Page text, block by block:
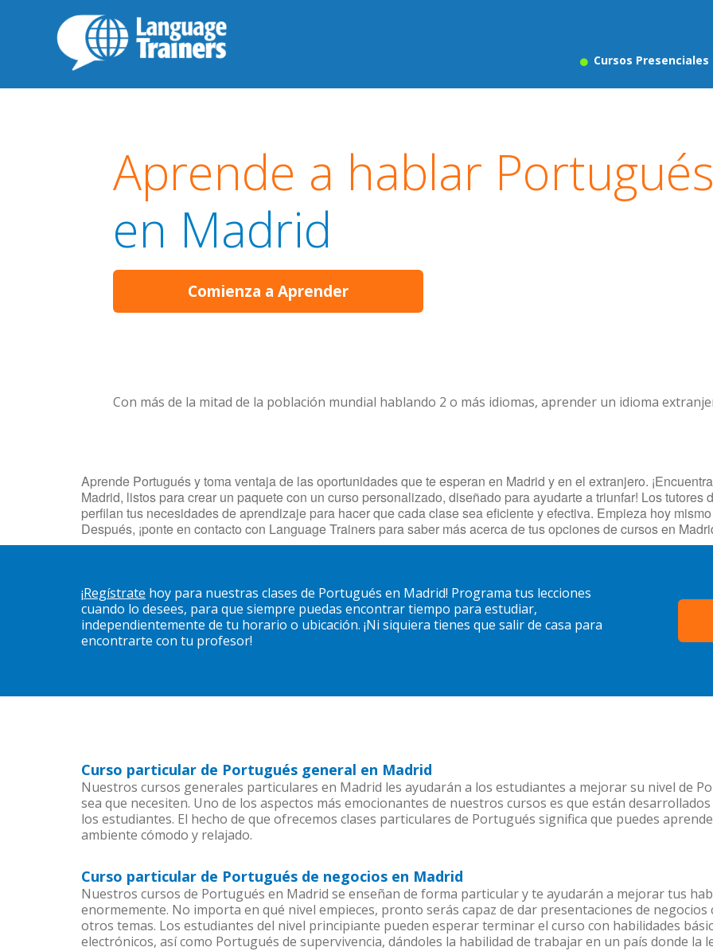
Cursos Presenciales
Aprende a hablar Portugués
en Madrid
Comienza a Aprender
Con más de la mitad de la población mundial hablando 2 o más idiomas, aprender un idioma
Aprende Portugués y toma ventaja de las oportunidades que te esperan en Madrid y en el extranjero.
Madrid, listos para crear un paquete con un curso personalizado, diseñado para ayudarte a triunfar! Los
perfilan tus necesidades de aprendizaje para hacer que cada clase sea eficiente y efectiva. Empieza hoy
Después, ¡ponte en contacto con Language Trainers para saber más acerca de tus opciones de cursos en
¡Regístrate hoy para nuestras clases de Portugués en Madrid! Programa tus lecciones
cuando lo desees, para que siempre puedas encontrar tiempo para estudiar,
independientemente de tu horario o ubicación. ¡Ni siquiera tienes que salir de casa para
encontrarte con tu profesor!
Curso particular de Portugués general en Madrid
Nuestros cursos generales particulares en Madrid les ayudarán a los estudiantes a mejorar su nivel de
sea que necesiten. Uno de los aspectos más emocionantes de nuestros cursos es que están
los estudiantes. El hecho de que ofrecemos clases particulares de Portugués significa que puedes
ambiente cómodo y relajado.
Curso particular de Portugués de negocios en Madrid
Nuestros cursos de Portugués en Madrid se enseñan de forma particular y te ayudarán a mejorar tus
enormemente. No importa en qué nivel empieces, pronto serás capaz de dar presentaciones de
otros temas. Los estudiantes del nivel principiante pueden esperar terminar el curso con habilidades
electrónicos, así como Portugués de supervivencia, dándoles la habilidad de trabajar en un país donde la